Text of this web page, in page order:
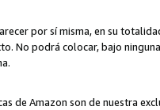
por sí misma, en su
No podrá colocar, bajo
de Amazon son de nuestra